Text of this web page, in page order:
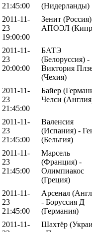
21:45:00
(Нидерланды)
2011-11-
23
19:00:00
Зенит
АПОЭЛ
2011-11-
23
20:00:00
БАТЭ
(Белоруссия) -
Виктория
(Чехия)
2011-11-
23
21:45:00
Байер
Челси
2011-11-
23
21:45:00
Валенсия
(Испания) -
(Бельгия)
2011-11-
23
21:45:00
Марсель
(Франция) -
Олимпиакос
(Греция)
2011-11-
23
21:45:00
Арсенал
- Боруссия Д
(Германия)
2011-11-
Шахтёр